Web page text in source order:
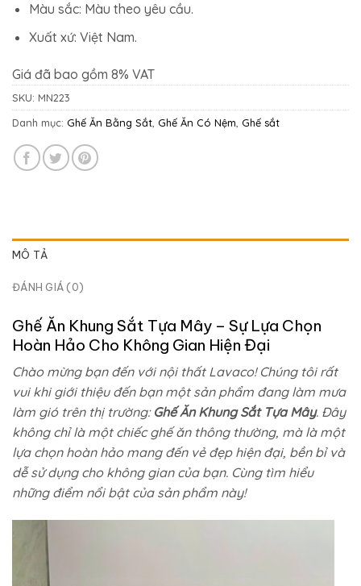
Màu sắc: Màu theo yêu cầu.
Xuất xứ: Việt Nam.
Giá đã bao gồm 8% VAT
SKU: MN223
Danh mục: Ghế Ăn Bằng Sắt Ghế Ăn Có Nệm Ghế sắt
MÔ TẢ
ĐÁNH GIÁ (0)
Ghế Ăn Khung Sắt Tựa Mây – Sự Lựa Chọn
Hoàn Hảo Cho Không Gian Hiện Đại
Chào mừng bạn đến với nội thất Lavaco! Chúng tôi rất
vui khi giới thiệu đến bạn một sản phẩm đang làm mưa
làm gió trên thị trường: Ghế Ăn Khung Sắt Tựa Mây. Đây
không chỉ là một chiếc ghế ăn thông thường, mà là một
lựa chọn hoàn hảo mang đến vẻ đẹp hiện đại, bền bỉ và
dễ sử dụng cho không gian của bạn. Cùng tìm hiểu
những điểm nổi bật của sản phẩm này!